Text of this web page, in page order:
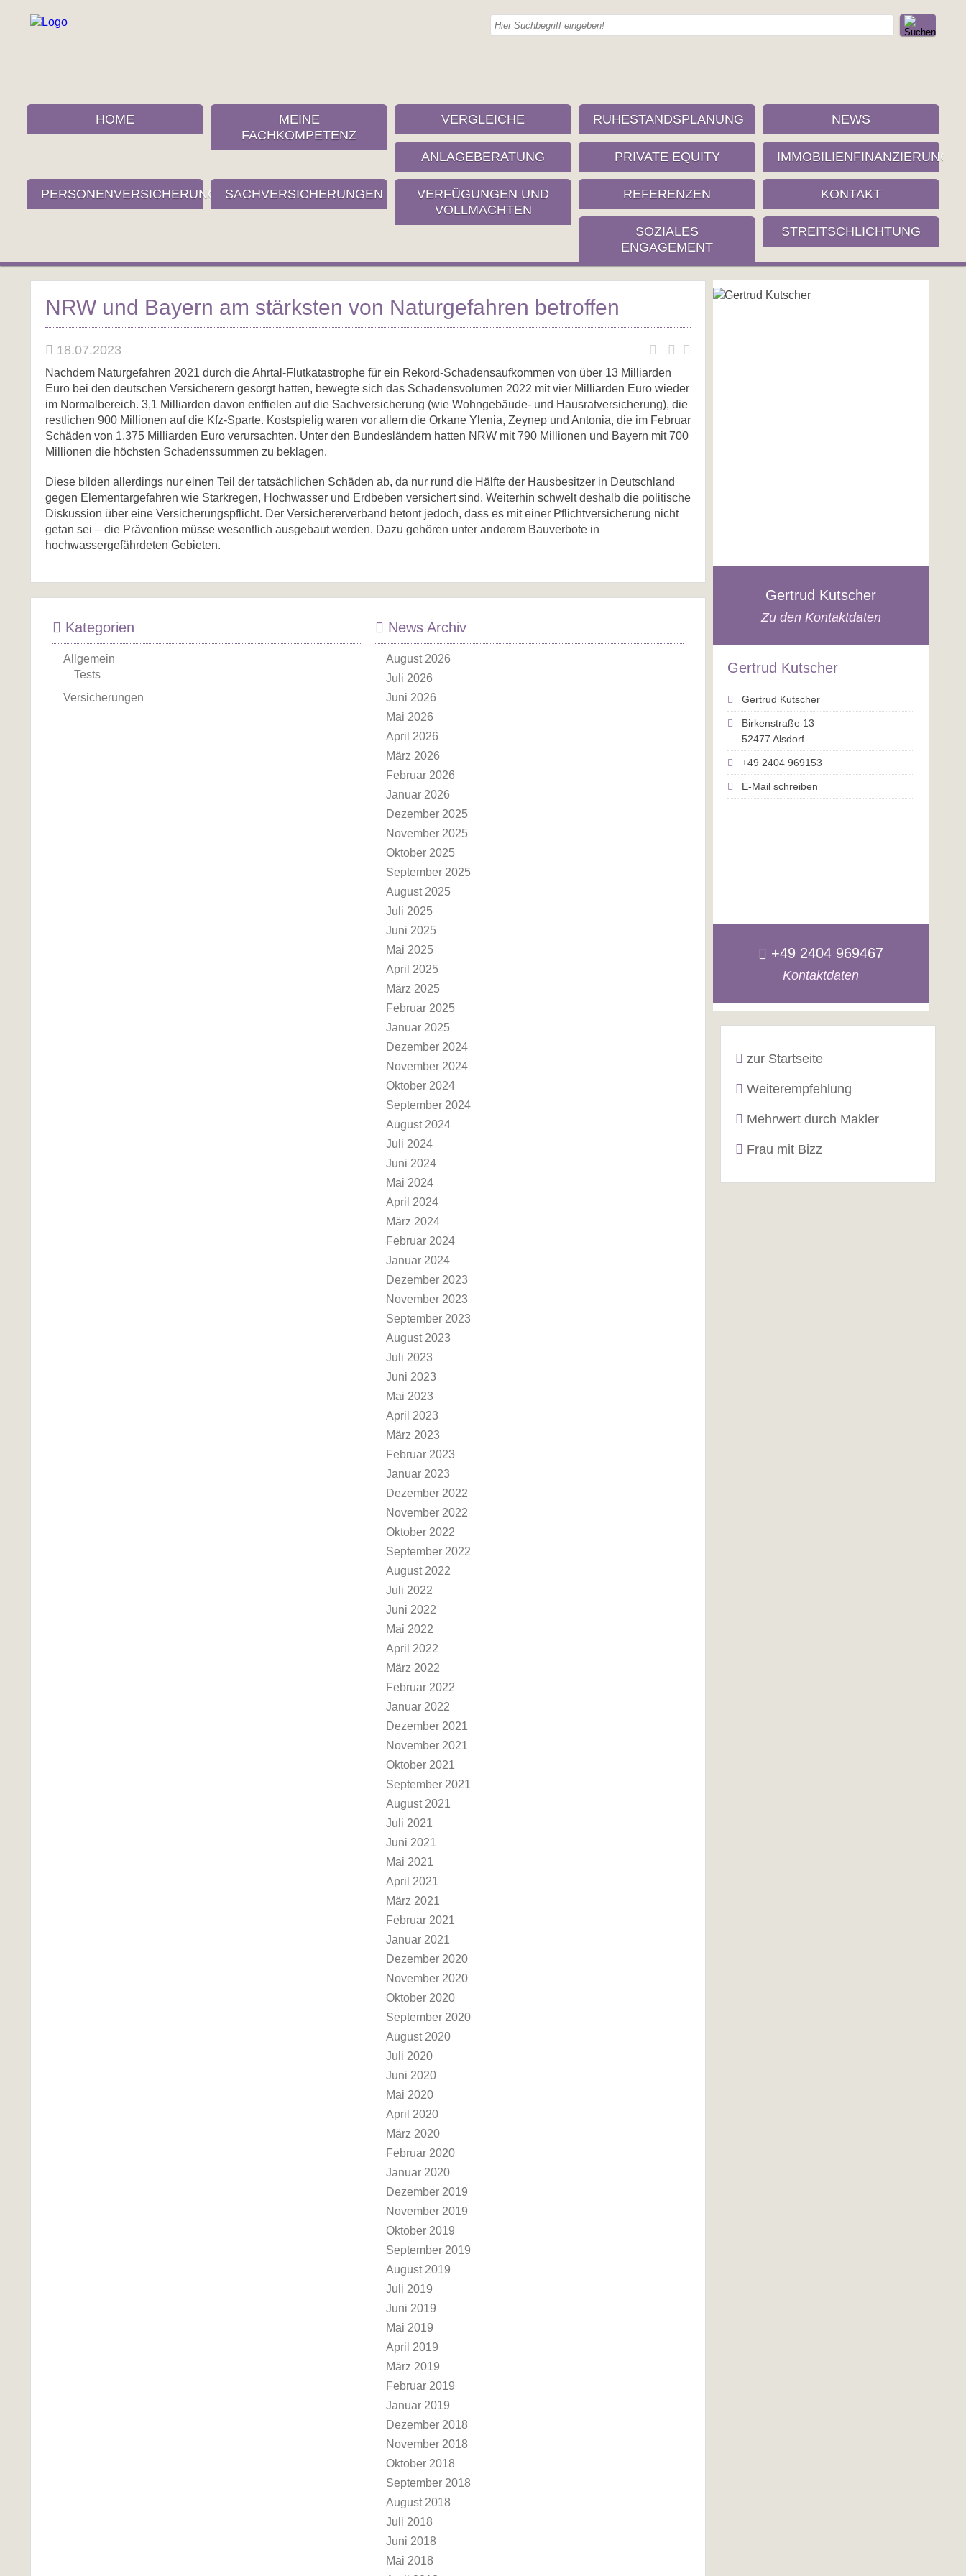
HOME
MEINE
FACHKOMPETENZ
VERGLEICHE RUHESTANDSPLANUNG NEWS
ANLAGEBERATUNG PRIVATE EQUITY IMMOBILIENFINANZIERUNG
PERSONENVERSICHERUNGENSACHVERSICHERUNGEN
VERFÜGUNGEN UND
VOLLMACHTEN
REFERENZEN KONTAKT
SOZIALES
ENGAGEMENT
STREITSCHLICHTUNG
Gertrud Kutscher
Zu den Kontaktdaten
Gertrud Kutscher
Gertrud Kutscher
Birkenstraße 13
52477 Alsdorf
+49 2404 969153
E-Mail schreiben
+49 2404 969467
Kontaktdaten
zur Startseite
Weiterempfehlung
Mehrwert durch Makler
Frau mit Bizz
NRW und Bayern am stärksten von Naturgefahren betroffen
18.07.2023
Nachdem Naturgefahren 2021 durch die Ahrtal-Flutkatastrophe für ein Rekord-Schadensaufkommen von über 13 Milliarden
Euro bei den deutschen Versicherern gesorgt hatten, bewegte sich das Schadensvolumen 2022 mit vier Milliarden Euro wieder
im Normalbereich. 3,1 Milliarden davon entfielen auf die Sachversicherung (wie Wohngebäude- und Hausratversicherung), die
restlichen 900 Millionen auf die Kfz-Sparte. Kostspielig waren vor allem die Orkane Ylenia, Zeynep und Antonia, die im Februar
Schäden von 1,375 Milliarden Euro verursachten. Unter den Bundesländern hatten NRW mit 790 Millionen und Bayern mit 700
Millionen die höchsten Schadenssummen zu beklagen.
Diese bilden allerdings nur einen Teil der tatsächlichen Schäden ab, da nur rund die Hälfte der Hausbesitzer in Deutschland
gegen Elementargefahren wie Starkregen, Hochwasser und Erdbeben versichert sind. Weiterhin schwelt deshalb die politische
Diskussion über eine Versicherungspflicht. Der Versichererverband betont jedoch, dass es mit einer Pflichtversicherung nicht
getan sei – die Prävention müsse wesentlich ausgebaut werden. Dazu gehören unter anderem Bauverbote in
hochwassergefährdeten Gebieten.
Kategorien
Allgemein
Tests
Versicherungen
News Archiv
August 2026
Juli 2026
Juni 2026
Mai 2026
April 2026
März 2026
Februar 2026
Januar 2026
Dezember 2025
November 2025
Oktober 2025
September 2025
August 2025
Juli 2025
Juni 2025
Mai 2025
April 2025
März 2025
Februar 2025
Januar 2025
Dezember 2024
November 2024
Oktober 2024
September 2024
August 2024
Juli 2024
Juni 2024
Mai 2024
April 2024
März 2024
Februar 2024
Januar 2024
Dezember 2023
November 2023
September 2023
August 2023
Juli 2023
Juni 2023
Mai 2023
April 2023
März 2023
Februar 2023
Januar 2023
Dezember 2022
November 2022
Oktober 2022
September 2022
August 2022
Juli 2022
Juni 2022
Mai 2022
April 2022
März 2022
Februar 2022
Januar 2022
Dezember 2021
November 2021
Oktober 2021
September 2021
August 2021
Juli 2021
Juni 2021
Mai 2021
April 2021
März 2021
Februar 2021
Januar 2021
Dezember 2020
November 2020
Oktober 2020
September 2020
August 2020
Juli 2020
Juni 2020
Mai 2020
April 2020
März 2020
Februar 2020
Januar 2020
Dezember 2019
November 2019
Oktober 2019
September 2019
August 2019
Juli 2019
Juni 2019
Mai 2019
April 2019
März 2019
Februar 2019
Januar 2019
Dezember 2018
November 2018
Oktober 2018
September 2018
August 2018
Juli 2018
Juni 2018
Mai 2018